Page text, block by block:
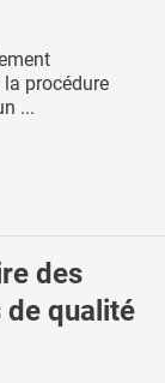
procédure
...
des
de qualité